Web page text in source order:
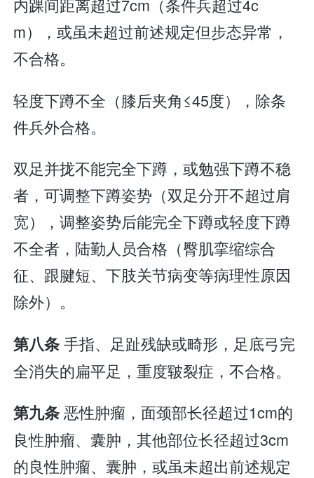
内踝间距离超过7cm（条件兵超过4c
m），或虽未超过前述规定但步态异常，
不合格。
轻度下蹲不全（膝后夹角≤45度），除条
件兵外合格。
双足并拢不能完全下蹲，或勉强下蹲不稳
者，可调整下蹲姿势（双足分开不超过肩
宽），调整姿势后能完全下蹲或轻度下蹲
不全者，陆勤人员合格（臀肌挛缩综合
征、跟腱短、下肢关节病变等病理性原因
除外）。
第八条手指、足趾残缺或畸形，足底弓完
全消失的扁平足，重度皲裂症，不合格。
第九条恶性肿瘤，面颈部长径超过1cm的
良性肿瘤、囊肿，其他部位长径超过3cm
的良性肿瘤、囊肿，或虽未超出前述规定